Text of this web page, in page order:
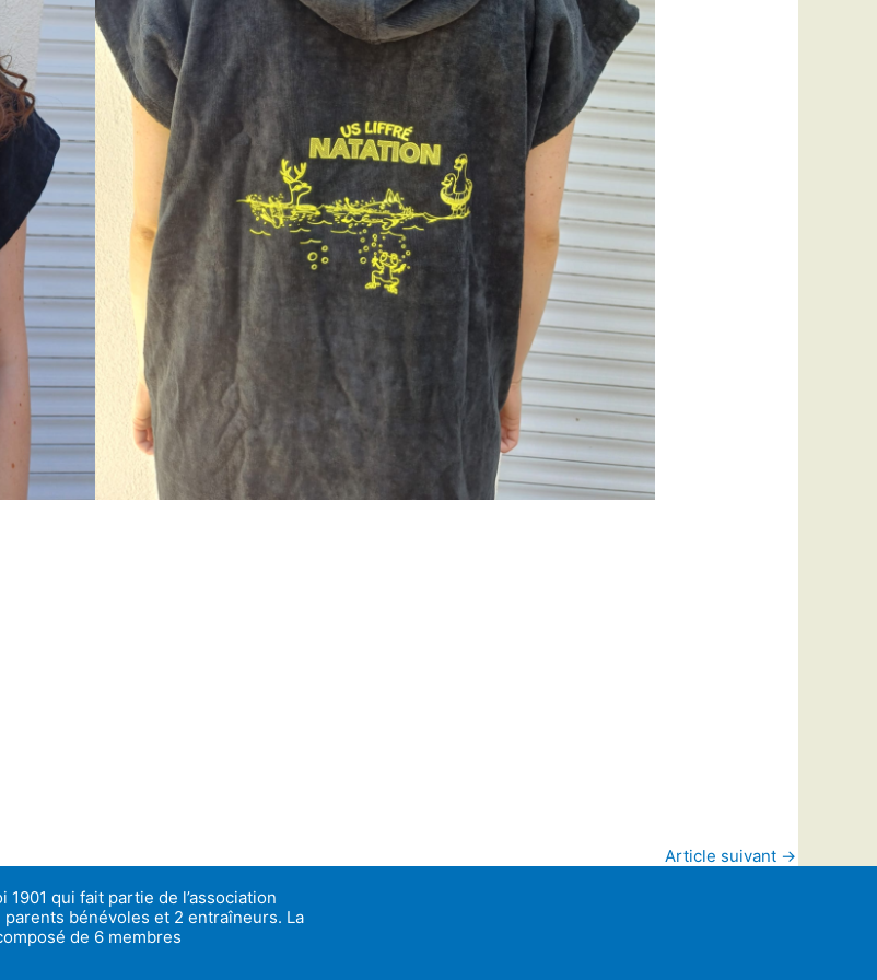
Article suivant →
1901 qui fait partie de l’association
bénévoles et 2 entraîneurs. La
de 6 membres